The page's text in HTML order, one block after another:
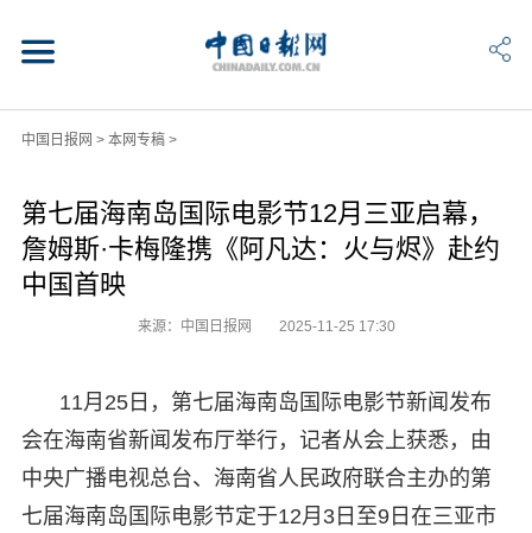
中国日报网 > 本网专稿>
第七届海南岛国际电影节12月三亚启幕，
詹姆斯·卡梅隆携《阿凡达：火与烬》赴约
中国首映
来源：中国日报网 2025-11-25 17:30
11月25日，第七届海南岛国际电影节新闻发布
会在海南省新闻发布厅举行，记者从会上获悉，由
中央广播电视总台、海南省人民政府联合主办的第
七届海南岛国际电影节定于12月3日至9日在三亚市